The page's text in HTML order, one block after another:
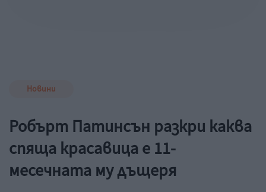
Новини
Робърт Патинсън разкри каква
спяща красавица е 11-
месечната му дъщеря